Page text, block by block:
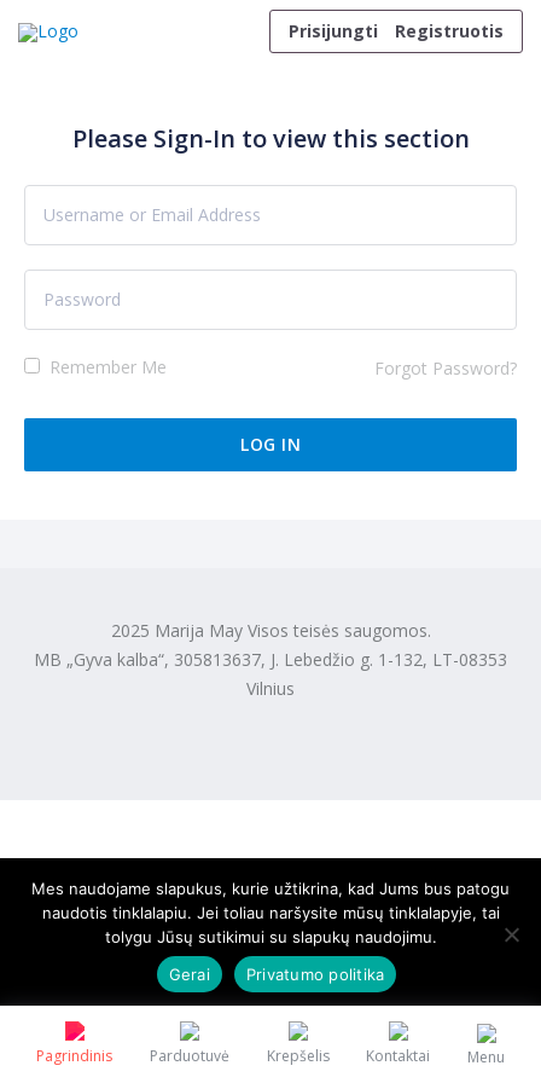
Prisijungti
Registruotis
Pagrindinis Parduotuvė Krepšelis Kontaktai Menu
Please Sign-In to view this section
Remember Me Forgot Password?
2025 Marija May Visos teisės saugomos.
MB „Gyva kalba“, 305813637, J. Lebedžio g. 1-132, LT-08353
Vilnius
Mes naudojame slapukus, kurie užtikrina, kad Jums bus patogu
naudotis tinklalapiu. Jei toliau naršysite mūsų tinklalapyje, tai
tolygu Jūsų sutikimui su slapukų naudojimu.
Gerai
Privatumo politika